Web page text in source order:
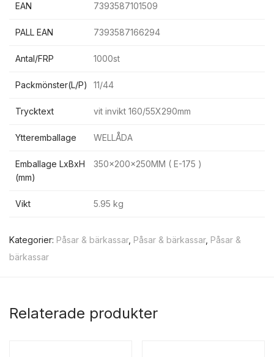
EAN 7393587101509
PALL EAN 7393587166294
Antal/FRP 1000st
Packmönster(L/P) 11/44
Trycktext vit invikt 160/55X290mm
Ytteremballage WELLÅDA
Emballage LxBxH
(mm)
350x200x250MM ( E-175 )
Vikt 5.95 kg
Kategorier: Påsar & bärkassar, Påsar & bärkassar, Påsar &
bärkassar
Relaterade produkter